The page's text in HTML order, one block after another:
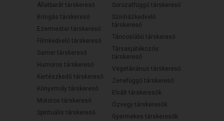
Állatbarát társkereső
Bringás társkereső
Ezermester társkereső
Filmkedvelő társkereső
Gamer társkereső
Humoros társkereső
Kertészkedő társkereső
Könyvmoly társkereső
Motoros társkereső
Spirituális társkereső
Sorozatfüggő társkereső
Színházkedvelő
társkereső
Táncoslábú társkereső
Társasjátékozós
társkereső
Vegetáriánus társkereső
Zenefüggő társkereső
Elvált társkeresők
Özvegy társkeresők
Gyermekes társkeresők